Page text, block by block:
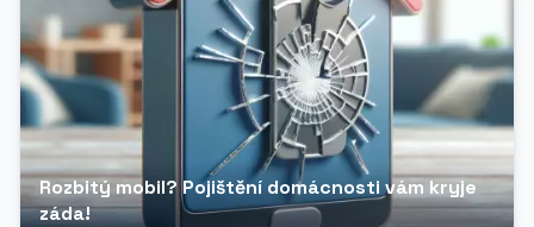
Rozbitý mobil? Pojištění domácnosti vám kryje
záda!